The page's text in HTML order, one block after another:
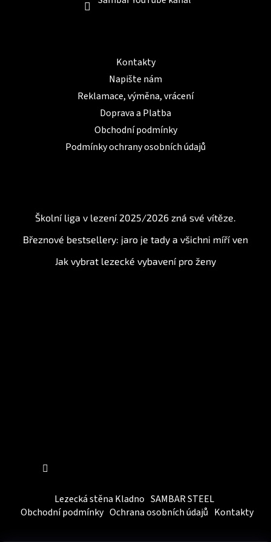
s
Kontakty
Napište nám
Reklamace, výměna, vrácení
Doprava a Platba
Obchodní podmínky
Podmínky ochrany osobních údajů
Školní liga v lezení 2025/2026 zná své vítěze.
Březnové bestsellery: jaro je tady a všichni míří ven
Jak vybrat lezecké vybavení pro ženy
Lezecká stěna Kladno SAMBAR STEEL
Obchodní podmínky Ochrana osobních údajů Kontakty